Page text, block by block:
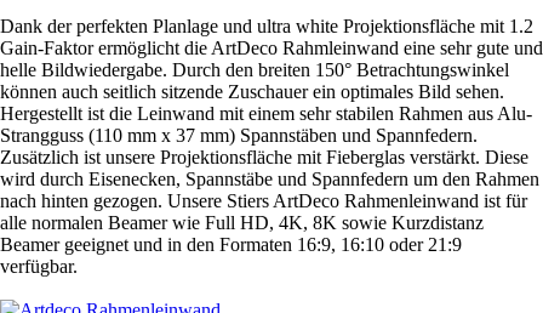
Dank der perfekten Planlage und ultra white Projektionsfläche mit 1.2
Gain-Faktor ermöglicht die ArtDeco Rahmleinwand eine sehr gute und
helle Bildwiedergabe. Durch den breiten 150° Betrachtungswinkel
können auch seitlich sitzende Zuschauer ein optimales Bild sehen.
Hergestellt ist die Leinwand mit einem sehr stabilen Rahmen aus Alu-
Strangguss (110 mm x 37 mm) Spannstäben und Spannfedern.
Zusätzlich ist unsere Projektionsfläche mit Fieberglas verstärkt. Diese
wird durch Eisenecken, Spannstäbe und Spannfedern um den Rahmen
nach hinten gezogen. Unsere Stiers ArtDeco Rahmenleinwand ist für
alle normalen Beamer wie Full HD, 4K, 8K sowie Kurzdistanz
Beamer geeignet und in den Formaten 16:9, 16:10 oder 21:9
verfügbar.